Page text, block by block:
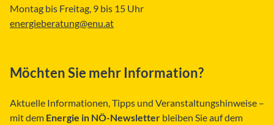
Montag bis Freitag, 9 bis 15 Uhr
energieberatung@enu.at
Möchten Sie mehr Information?
Aktuelle Informationen, Tipps und Veranstaltungshinweise –
mit dem Energie in NÖ-Newsletter bleiben Sie auf dem